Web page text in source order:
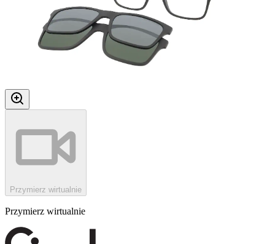
Przymierz wirtualnie
Przymierz wirtualnie